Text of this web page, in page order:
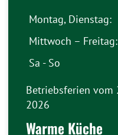
Montag, Dienstag:
Mittwoch – Freitag:
Sa - So
Betriebsferien vom
2026
Warme Küche